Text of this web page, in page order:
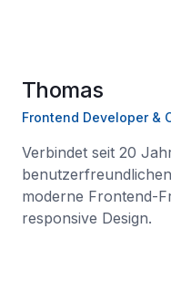
Thomas
Frontend Developer &
Verbindet seit 20
moderne Frontend-
responsive Design.